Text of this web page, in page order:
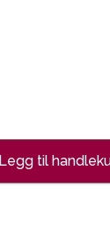
Legg til